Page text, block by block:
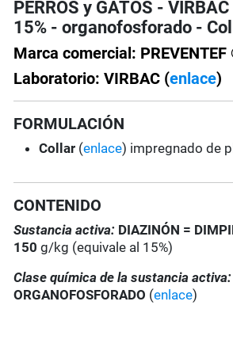
PERROS y GATOS -
15% - organofosforado -
Marca comercial: PREVENTEF
Laboratorio: VIRBAC (enlace)
FORMULACIÓN
Collar (enlace) impregnado de
CONTENIDO
Sustancia activa: DIAZINÓN =
150g/kg (equivale al 15%)
Clase química de la sustancia activa:
ORGANOFOSFORADO (enlace)